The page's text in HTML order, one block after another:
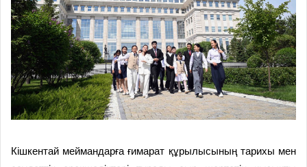
Кішкентай меймандарға ғимарат құрылысының тарихы мен